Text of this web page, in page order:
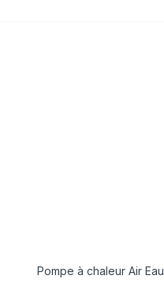
Pompe à chaleur Air Eau